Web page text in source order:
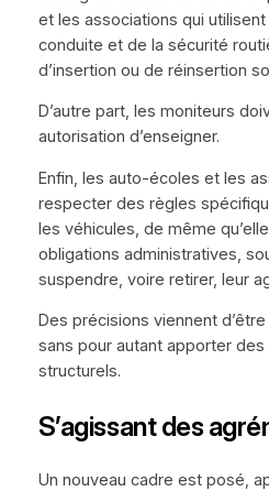
et les associations qui utilisent
conduite et de la sécurité
d’insertion ou de réinsertion
D’autre part, les moniteurs
autorisation d’enseigner.
Enfin, les auto-écoles et les
respecter des règles
les véhicules, de même
obligations administratives,
suspendre, voire retirer, leur
Des précisions viennent
sans pour autant apporter
structurels.
S’agissant des
Un nouveau cadre est posé,